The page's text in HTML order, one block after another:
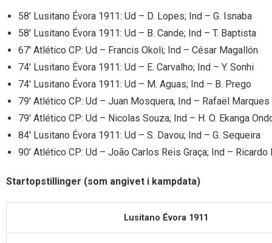
58′ Lusitano Évora 1911: Ud – D. Lopes; Ind – G. Isnaba
58′ Lusitano Évora 1911: Ud – B. Cande; Ind – T. Baptista
67′ Atlético CP: Ud – Francis Okoli; Ind – César Magallón
74′ Lusitano Évora 1911: Ud – E. Carvalho; Ind – Y. Sonhi
74′ Lusitano Évora 1911: Ud – M. Aguas; Ind – B. Prego
79′ Atlético CP: Ud – Juan Mosquera; Ind – Rafaël Marques
79′ Atlético CP: Ud – Nicolas Souza; Ind – H. O. Ekanga
84′ Lusitano Évora 1911: Ud – S. Davou; Ind – G. Sequeira
90′ Atlético CP: Ud – João Carlos Reis Graça; Ind – Ricardo
Startopstillinger (som angivet i kampdata)
Lusitano Évora 1911